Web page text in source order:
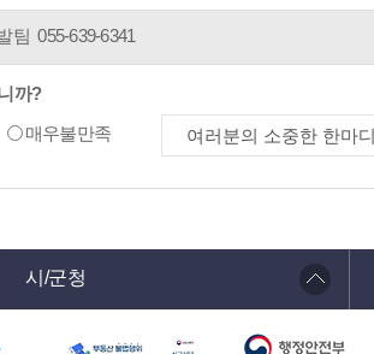
팀055-639-6341
까?
매우불만족
시/군청